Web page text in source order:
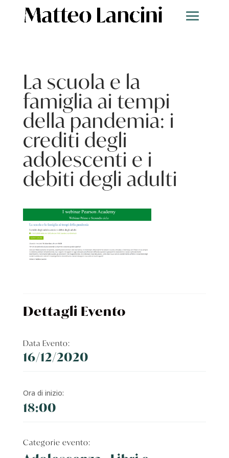
La scuola e la
famiglia ai tempi
della pandemia: i
crediti degli
adolescenti e i
debiti degli adulti
Dettagli Evento
Data Evento:
16/12/2020
Ora di inizio:
18:00
Categorie evento: